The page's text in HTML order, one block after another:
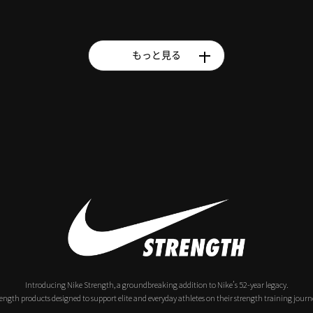
もっと見る
Introducing Nike Strength, a groundbreaking addition to Nike’s 52-year legacy.
products designed to support elite and everyday athletes on their strength training